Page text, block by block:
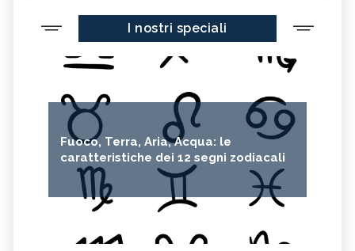
I nostri speciali
Fuoco, Terra, Aria, Acqua: le
caratteristiche dei 12 segni zodiacali